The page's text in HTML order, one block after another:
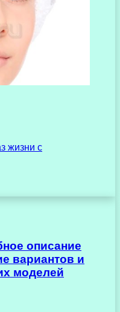
описание
вариантов и
моделей